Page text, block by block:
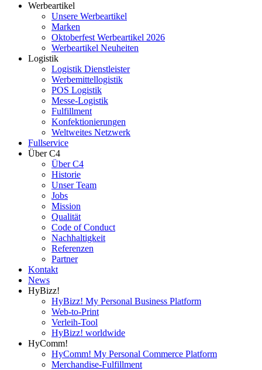
Werbeartikel
Unsere Werbeartikel
Marken
Oktoberfest Werbeartikel 2026
Werbeartikel Neuheiten
Logistik
Logistik Dienstleister
Werbemittellogistik
POS Logistik
Messe-Logistik
Fulfillment
Konfektionierungen
Weltweites Netzwerk
Fullservice
Über C4
Über C4
Historie
Unser Team
Jobs
Mission
Qualität
Code of Conduct
Nachhaltigkeit
Referenzen
Partner
Kontakt
News
HyBizz!
HyBizz! My Personal Business Platform
Web-to-Print
Verleih-Tool
HyBizz! worldwide
HyComm!
HyComm! My Personal Commerce Platform
Merchandise-Fulfillment